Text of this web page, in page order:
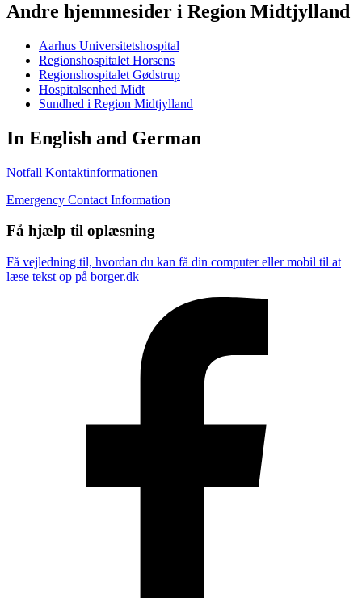
Andre hjemmesider i Region Midtjylland
Aarhus Universitetshospital
Regionshospitalet Horsens
Regionshospitalet Gødstrup
Hospitalsenhed Midt
Sundhed i Region Midtjylland
In English and German
Notfall Kontaktinformationen
Emergency Contact Information
Få hjælp til oplæsning
Få vejledning til, hvordan du kan få din computer eller mobil til at
læse tekst op på borger.dk